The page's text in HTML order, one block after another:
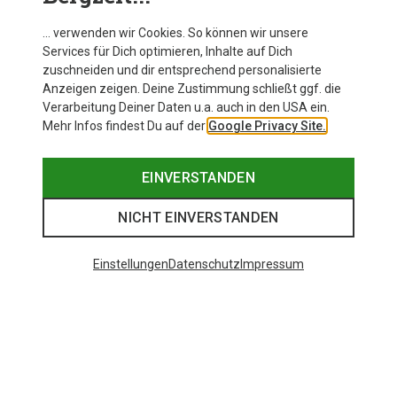
… verwenden wir Cookies. So können wir unsere
Services für Dich optimieren, Inhalte auf Dich
zuschneiden und dir entsprechend personalisierte
Anzeigen zeigen. Deine Zustimmung schließt ggf. die
Verarbeitung Deiner Daten u.a. auch in den USA ein.
Mehr Infos findest Du auf der Google Privacy Site.
EINVERSTANDEN
NICHT EINVERSTANDEN
EinstellungenDatenschutz Impressum